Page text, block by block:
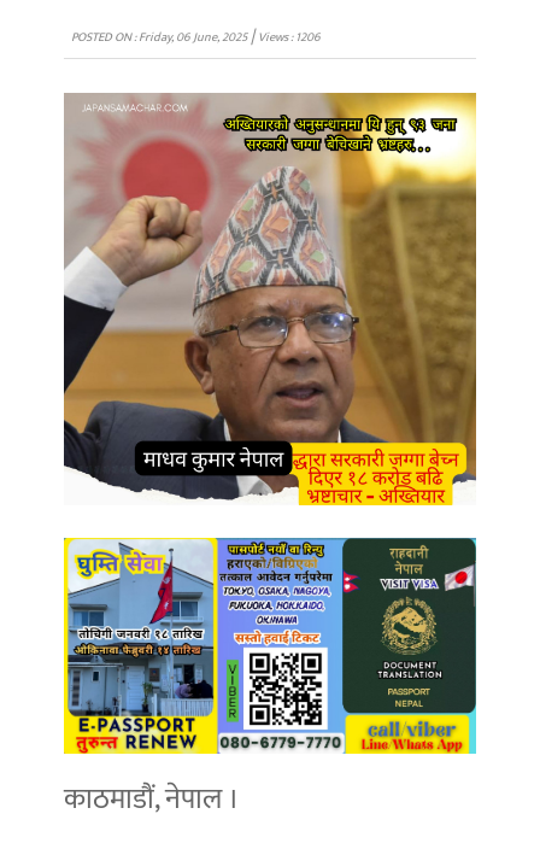
POSTED ON : Friday, 06 June, 2025|Views : 1206
काठमाडौं, नेपाल ।